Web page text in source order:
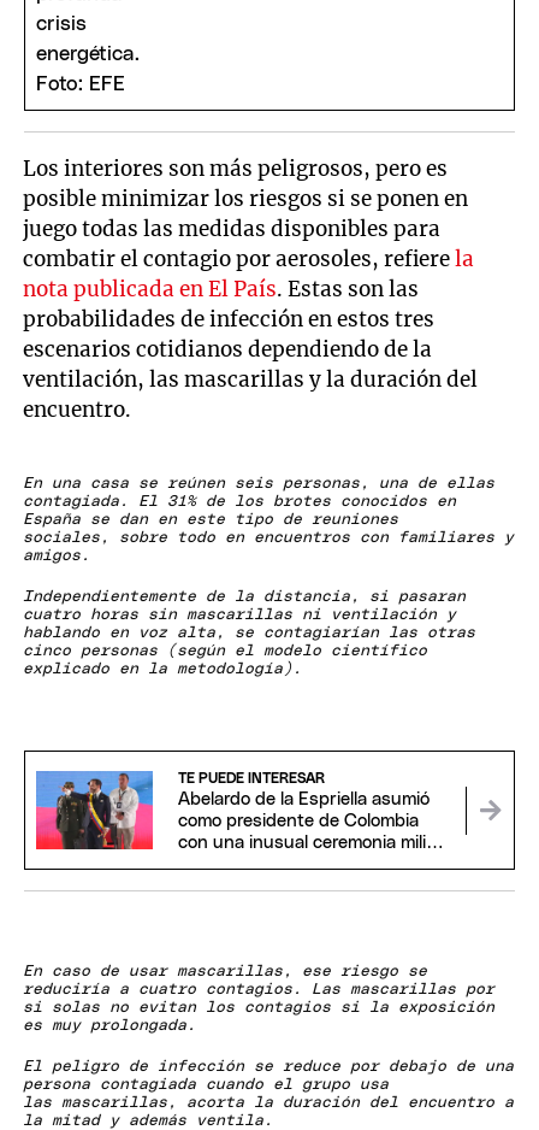
Los interiores son más peligrosos, pero es
posible minimizar los riesgos si se ponen en
juego todas las medidas disponibles para
combatir el contagio por aerosoles, refierela
nota publicada en El País. Estas son las
probabilidades de infección en estos tres
escenarios cotidianos dependiendo de la
ventilación, las mascarillas y la duración del
encuentro.
En una casa se reúnen seis personas, una de ellas
contagiada. El 31% de los brotes conocidos en
España se dan en este tipo de reuniones
sociales, sobre todo en encuentros con familiares y
amigos.
Independientemente de la distancia, si pasaran
cuatro horas sin mascarillas ni ventilación y
hablando en voz alta, se contagiarían las otras
cinco personas (según el modelo científico
explicado en la metodología).
TE PUEDE INTERESAR
Abelardo de la Espriella asumió
como presidente de Colombia
con una inusual ceremonia militar
En caso de usar mascarillas, ese riesgo se
reduciría a cuatro contagios. Las mascarillas por
si solas no evitan los contagios si la exposición
es muy prolongada.​​​​​​
El peligro de infección se reduce por debajo de una
persona contagiada cuando el grupo usa
las mascarillas, acorta la duración del encuentro a
la mitad y además ventila.